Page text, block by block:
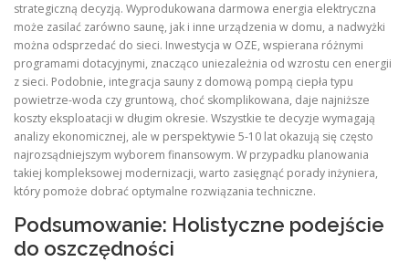
strategiczną decyzją. Wyprodukowana darmowa energia elektryczna
może zasilać zarówno saunę, jak i inne urządzenia w domu, a nadwyżki
można odsprzedać do sieci. Inwestycja w OZE, wspierana różnymi
programami dotacyjnymi, znacząco uniezależnia od wzrostu cen energii
z sieci. Podobnie, integracja sauny z domową pompą ciepła typu
powietrze-woda czy gruntową, choć skomplikowana, daje najniższe
koszty eksploatacji w długim okresie. Wszystkie te decyzje wymagają
analizy ekonomicznej, ale w perspektywie 5-10 lat okazują się często
najrozsądniejszym wyborem finansowym. W przypadku planowania
takiej kompleksowej modernizacji, warto zasięgnąć porady inżyniera,
który pomoże dobrać optymalne rozwiązania techniczne.
Podsumowanie: Holistyczne podejście
do oszczędności